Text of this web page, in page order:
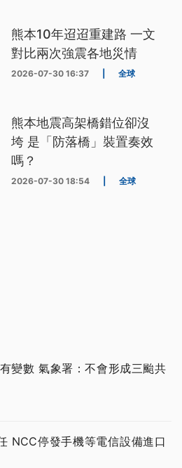
熊本10年迢迢重建路 一文
對比兩次強震各地災情
2026-07-30 16:37 全球
熊本地震高架橋錯位卻沒
垮 是「防落橋」裝置奏效
嗎？
2026-07-30 18:54 全球
變數 氣象署：不會形成三颱共
NCC停發手機等電信設備進口